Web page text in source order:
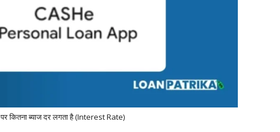
कितना ब्याज दर लगता है (Interest Rate)